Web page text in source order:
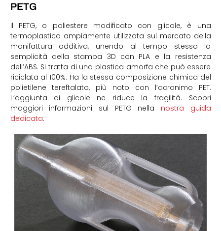
PETG
Il PETG, o poliestere modificato con glicole, è una
termoplastica ampiamente utilizzata sul mercato della
manifattura additiva, unendo al tempo stesso la
semplicità della stampa 3D con PLA e la resistenza
dell’ABS. Si tratta di una plastica amorfa che può essere
riciclata al 100%. Ha la stessa composizione chimica del
polietilene tereftalato, più noto con l’acronimo PET.
L’aggiunta di glicole ne riduce la fragilità. Scopri
maggiori informazioni sul PETG nella nostra guida
dedicata.